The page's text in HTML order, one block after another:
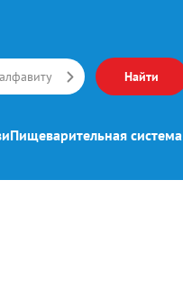
Найти
Пищеварительная система